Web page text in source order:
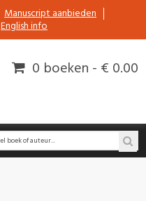
Manuscript aanbieden
English info
0 boeken - € 0.00